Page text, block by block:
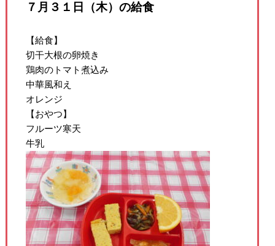
７月３１日（木）の給食
【給食】
切干大根の卵焼き
鶏肉のトマト煮込み
中華風和え
オレンジ
【おやつ】
フルーツ寒天
牛乳